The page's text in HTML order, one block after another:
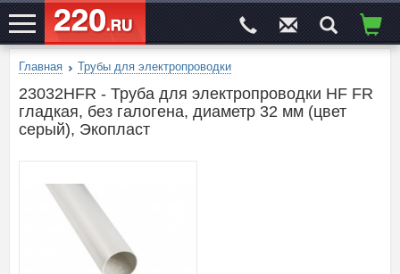
ЭЛЕКТРОСАЙТ№1
Главная Трубы для электропроводки
23032HFR - Труба для электропроводки HF FR
гладкая, без галогена, диаметр 32 мм (цвет
серый), Экопласт